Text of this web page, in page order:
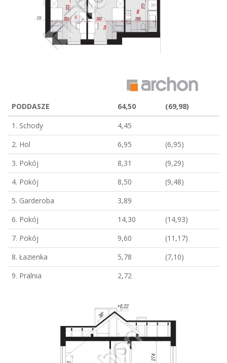
PODDASZE 64,50
(69,98)
1. Schody
4,45
2. Hol
6,95
(6,95)
3. Pokój
8,31
(9,29)
4. Pokój
8,50
(9,48)
5. Garderoba
3,89
6. Pokój
14,30
(14,93)
7. Pokój
9,60
(11,17)
8. Łazienka
5,78
(7,10)
9. Pralnia
2,72